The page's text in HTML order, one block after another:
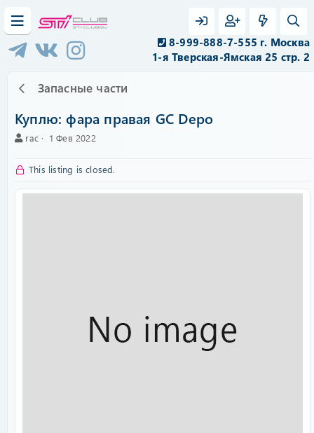
8-999-888-7-555 г. Москва
1-я Тверская-Ямская 25 стр. 2
Запасные части
Куплю: фара правая GC Depo
А
о
rac
C
a
1 Фев 2022
This listing is closed.